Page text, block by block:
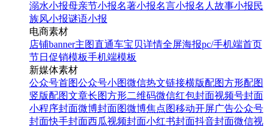
溺水小报母亲节小报名著小报名言小报名人故事小报民
族风小报谜语小报
电商素材
店铺banner主图直通车宝贝详情全屏海报pc/手机端首页
节日促销模板手机端模板
新媒体素材
公众号首图公众号小图微信热文链接横版配图方形配图
竖版配图文章长图方形二维码微信红包封面视频号封面
小程序封面微博封面图微博焦点图移动开屏广告公众号
封面快手封面西瓜视频封面小红书封面抖音封面微信视